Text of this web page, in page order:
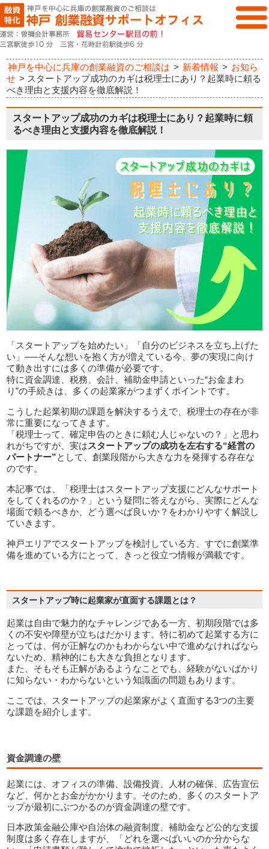
神戸を中心に兵庫の創業融資のご相談は > 新着情報 > お知ら
せ > スタートアップ成功のカギは税理士にあり？起業時に頼る
べき理由と支援内容を徹底解説！
スタートアップ成功のカギは税理士にあり？起業時に頼
るべき理由と支援内容を徹底解説！
「スタートアップを始めたい」「自分のビジネスを立ち上げた
い」──そんな想いを抱く方が増えている今、夢の実現に向け
て動き出すには多くの準備が必要です。
特に資金調達、税務、会計、補助金申請といった“お金まわ
り”の手続きは、多くの起業家がつまずくポイントです。
こうした起業初期の課題を解決するうえで、税理士の存在が非
常に重要になってきます。
「税理士って、確定申告のときに頼む人じゃないの？」と思わ
れがちですが、実はスタートアップの成功を左右する“経営の
パートナー”として、創業段階から大きな力を発揮する存在な
のです。
本記事では、「税理士はスタートアップ支援にどんなサポート
をしてくれるのか？」という疑問に答えながら、実際にどんな
場面で頼るべきか、どう選べば良いか？をわかりやすく解説し
ていきます。
神戸エリアでスタートアップを検討している方、すでに創業準
備を進めている方にとって、きっと役立つ情報が満載です。
スタートアップ時に起業家が直面する課題とは？
起業は自由で魅力的なチャレンジである一方、初期段階では多
くの不安や障壁が立ちはだかります。特に初めて起業する方に
とっては、何が正解なのかもわからない中で進めなければなら
ないため、精神的にも大きな負担となります。
また、そもそも正解があるようなことでも、経験がないばかり
に知らない・わからないという知識面の問題もあります。
ここでは、スタートアップの起業家がよく直面する3つの主要
な課題を紹介します。
資金調達の壁
起業には、オフィスの準備、設備投資、人材の確保、広告宣伝
など、何かとお金がかかります。そのため、多くのスタートア
ップが最初にぶつかるのが資金調達の壁です。
日本政策金融公庫や自治体の融資制度、補助金など公的な支援
制度は多く存在しますが、「どれを選べばいいのか分からな